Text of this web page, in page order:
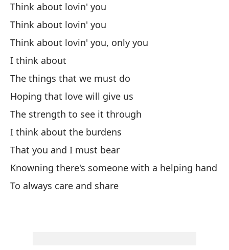
Think about lovin' you
Think about lovin' you
Think about lovin' you, only you
I think about
The things that we must do
Hoping that love will give us
The strength to see it through
I think about the burdens
That you and I must bear
Knowning there's someone with a helping hand
To always care and share